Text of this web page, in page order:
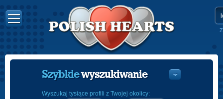
Szybkiewyszukiwanie
Wyszukaj tysiące profili z Twojej okolicy: